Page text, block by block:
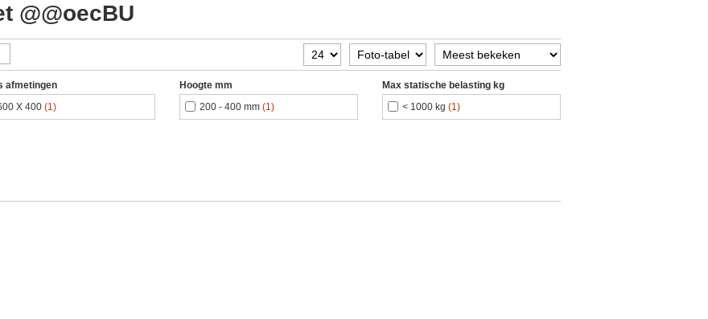
@@oecBU
afmetingen
X 400 (1)
Hoogte mm
200 - 400 mm (1)
Max statische belasting kg
< 1000 kg (1)